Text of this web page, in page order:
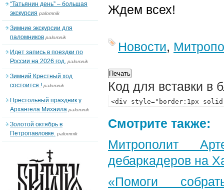
Ждем всех!
Новости,
Код для вставки в
Смотрите также:
Митрополит
дебаркадеров на
«Помоги
“Татьянин день” – большая
экскурсия palomnik
Зимние экскурсии для
паломников palomnik
Идет запись в поездки по
России на 2026 год. palomnik
Зимний Крестный ход
состоится ! palomnik
Престольный праздник у
Архангела Михаила palomnik
Золотой октябрь в
Петропавловке. palomnik